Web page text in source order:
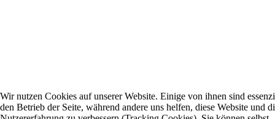
Wir nutzen Cookies auf unserer Website. Einige von ihnen sind
den Betrieb der Seite, während andere uns helfen, diese Website und